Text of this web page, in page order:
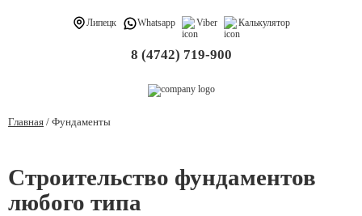
Липецк Whatsapp Viber Калькулятор
8 (4742) 719-900
Фундаменты
Главная / Фундаменты
Строительство фундаментов
любого типа